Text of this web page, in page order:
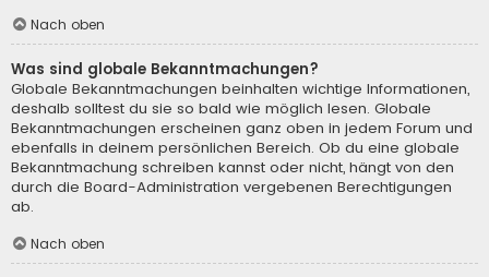
Nach oben
Was sind globale Bekanntmachungen?
Globale Bekanntmachungen beinhalten wichtige Informationen,
deshalb solltest du sie so bald wie möglich lesen. Globale
Bekanntmachungen erscheinen ganz oben in jedem Forum und
ebenfalls in deinem persönlichen Bereich. Ob du eine globale
Bekanntmachung schreiben kannst oder nicht, hängt von den
durch die Board-Administration vergebenen Berechtigungen
ab.
Nach oben